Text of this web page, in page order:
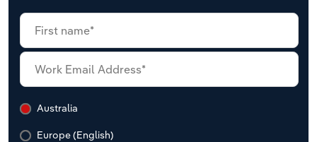
Australia
Europe (English)